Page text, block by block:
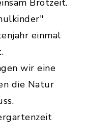
Brotzeit.
einmal
wir eine
die Natur